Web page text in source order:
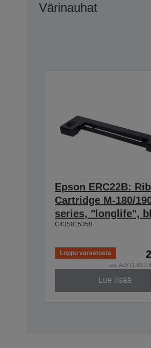
Värinauhat
Epson ERC22B:
Cartridge M-180/
series, "longlife",
C43S015358
Loppu varastosta
sis. ALV (1,83 €
Lue lisää